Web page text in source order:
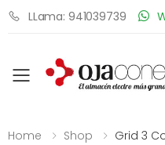
LLama: 941039739
Toggle
Home Shop Grid 3